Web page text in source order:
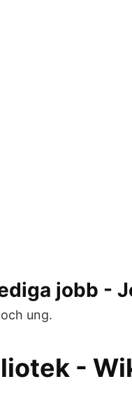
jobb -
ung.
-